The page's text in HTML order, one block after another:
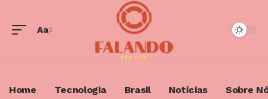
Font
Aa
Home Tecnologia Brasil Notícias Sobre